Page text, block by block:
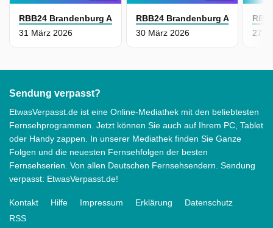
RBB24 Brandenburg Aktuell
31 März 2026
RBB24 Brandenburg Aktuell
30 März 2026
27
Sendung verpasst?
EtwasVerpasst.de ist eine Online-Mediathek mit den beliebtesten
Fernsehprogrammen. Jetzt können Sie auch auf Ihrem PC, Tablet
oder Handy zappen. In unserer Mediathek finden Sie Ganze
Folgen und die neuesten Fernsehfolgen der besten
Fernsehserien. Von allen Deutschen Fernsehsendern. Sendung
verpasst: EtwasVerpasst.de!
Kontakt Hilfe Impressum Erklärung
Datenschutz
RSS